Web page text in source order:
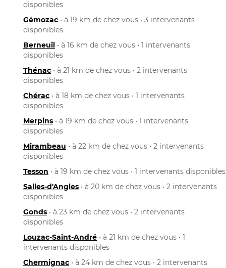
disponibles
Gémozac • à 19 km de chez vous • 3 intervenants
disponibles
Berneuil • à 16 km de chez vous • 1 intervenants
disponibles
Thénac • à 21 km de chez vous • 2 intervenants
disponibles
Chérac • à 18 km de chez vous • 1 intervenants
disponibles
Merpins • à 19 km de chez vous • 1 intervenants
disponibles
Mirambeau • à 22 km de chez vous • 2 intervenants
disponibles
Tesson • à 19 km de chez vous • 1 intervenants disponibles
Salles-d'Angles • à 20 km de chez vous • 2 intervenants
disponibles
Gonds • à 23 km de chez vous • 2 intervenants
disponibles
Louzac-Saint-André • à 21 km de chez vous • 1
intervenants disponibles
Chermignac • à 24 km de chez vous • 2 intervenants